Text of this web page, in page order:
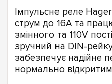
Імпульсне реле
струм до 16А та
змінного та 110V
зручний на DIN-
забезпечує надійне
нормально